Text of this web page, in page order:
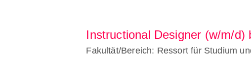
Instructional Designer (w/m/
Fakultät/Bereich: Ressort für Studium